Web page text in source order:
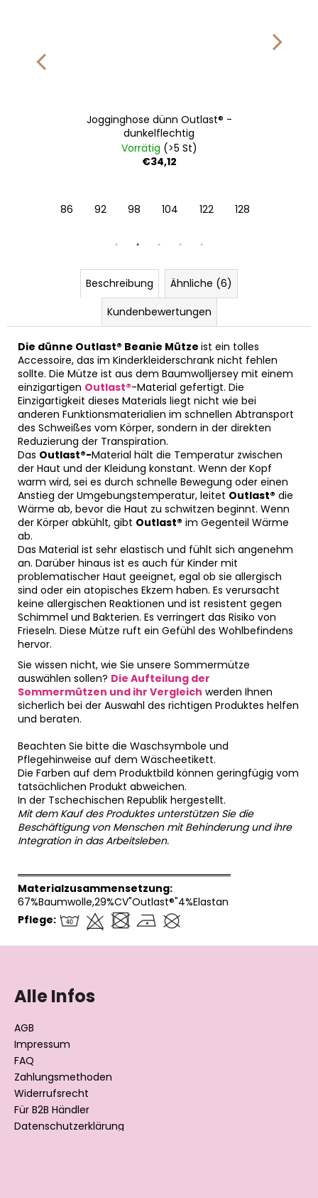
Jogginghose dünn Outlast® -
dunkelflechtig
Vorrätig (>5 St)
€34,12
86 92 98 104 122 128
Beschreibung
Ähnliche (6)
Kundenbewertungen
Die dünne Outlast® Beanie Mütze ist ein tolles
Accessoire, das im Kinderkleiderschrank nicht fehlen
sollte. Die Mütze ist aus dem Baumwolljersey mit einem
einzigartigen Outlast®-Material gefertigt. Die
Einzigartigkeit dieses Materials liegt nicht wie bei
anderen Funktionsmaterialien im schnellen Abtransport
des Schweißes vom Körper, sondern in der direkten
Reduzierung der Transpiration.
Das Outlast®-Material hält die Temperatur zwischen
der Haut und der Kleidung konstant. Wenn der Kopf
warm wird, sei es durch schnelle Bewegung oder einen
Anstieg der Umgebungstemperatur, leitet Outlast® die
Wärme ab, bevor die Haut zu schwitzen beginnt. Wenn
der Körper abkühlt, gibt Outlast® im Gegenteil Wärme
ab.
Das Material ist sehr elastisch und fühlt sich angenehm
an. Darüber hinaus ist es auch für Kinder mit
problematischer Haut geeignet, egal ob sie allergisch
sind oder ein atopisches Ekzem haben. Es verursacht
keine allergischen Reaktionen und ist resistent gegen
Schimmel und Bakterien. Es verringert das Risiko von
Frieseln. Diese Mütze ruft ein Gefühl des Wohlbefindens
hervor.
Sie wissen nicht, wie Sie unsere Sommermütze
auswählen sollen? Die Aufteilung der
Sommermützen und ihr Vergleich werden Ihnen
sicherlich bei der Auswahl des richtigen Produktes helfen
und beraten.
Beachten Sie bitte die Waschsymbole und
Pflegehinweise auf dem Wäscheetikett.
Die Farben auf dem Produktbild können geringfügig vom
tatsächlichen Produkt abweichen.
In der Tschechischen Republik hergestellt.
Mit dem Kauf des Produktes unterstützen Sie die
Beschäftigung von Menschen mit Behinderung und ihre
Integration in das Arbeitsleben.
══════════════════════════════
Materialzusammensetzung:
67%Baumwolle,29%CV"Outlast®"4%Elastan
Pflege:
F
Alle Infos
AGB
Impressum
FAQ
Zahlungsmethoden
Widerrufsrecht
Für B2B Händler
Datenschutzerklärung